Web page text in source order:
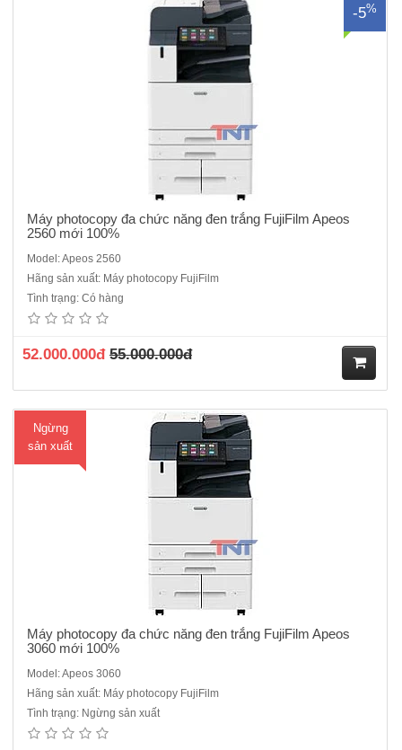
ua
-5%
Máy photocopy đa chức năng đen trắng FujiFilm Apeos
2560 mới 100%
Model: Apeos 2560
Hãng sản xuất: Máy photocopy FujiFilm
Tình trạng: Có hàng
52.000.000đ 55.000.000đ
Ngừng
sản xuất
100%- Chức năng chính: Photocopy /in/scan- Tốc độ copy liên tục : 30
trang/phút - Bộ nhớ : 4GB (tối đa)- Dung lượng thiết bị lưu trữ : SSD
Máy photocopy đa chức năng đen trắng FujiFilm Apeos
3060 mới 100%
Model: Apeos 3060
Hãng sản xuất: Máy photocopy FujiFilm
Tình trạng: Ngừng sản xuất
Máy photocopy đa chức năng đen trắng Fujifilm Apeos 3560 mới
100%-Chức năng chính: Photocopy /in/scan -Tốc độ copy liên tục : 35
trang/phút - Bộ nhớ : 4GB (tối đa)- Dung lượng thiết bị lưu trữ : SSD
128GB - Màn hình cảm ứng màu chạm..